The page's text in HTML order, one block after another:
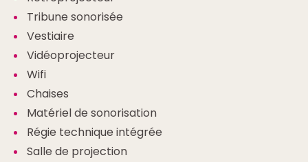
Tribune sonorisée
Vestiaire
Vidéoprojecteur
Wifi
Chaises
Matériel de sonorisation
Régie technique intégrée
Salle de projection